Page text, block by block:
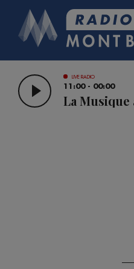
LIVE RADIO
11:00 - 00:00